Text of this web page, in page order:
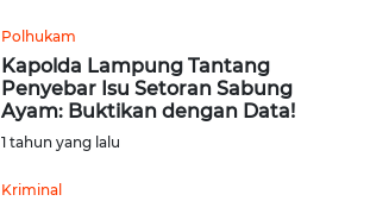
Polhukam
Kapolda Lampung Tantang
Penyebar Isu Setoran Sabung
Ayam: Buktikan dengan Data!
1 tahun yang lalu
Kriminal